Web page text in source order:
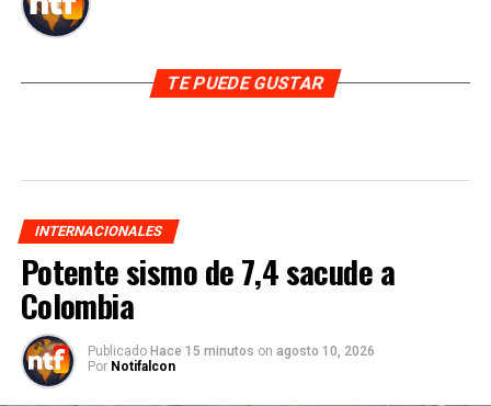
TE PUEDE GUSTAR
INTERNACIONALES
Potente sismo de 7,4 sacude a
Colombia
Publicado Hace 15 minutos on agosto 10, 2026
Por Notifalcon